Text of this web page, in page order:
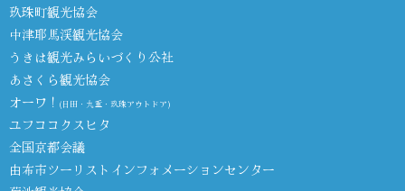
玖珠町観光協会
中津耶馬渓観光協会
うきは観光みらいづくり公社
あさくら観光協会
オーワ！ (日田・九重・玖珠アウトドア)
ユフココクスヒタ
全国京都会議
由布市ツーリストインフォメーションセンター